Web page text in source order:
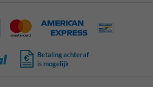
Betaling achteraf
is mogelijk